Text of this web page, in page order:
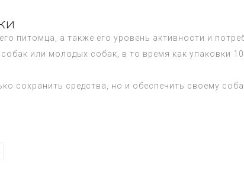
питомца, а также его уровень активности и
или молодых собак, в то время как упаковки
сохранить средства, но и обеспечить своему